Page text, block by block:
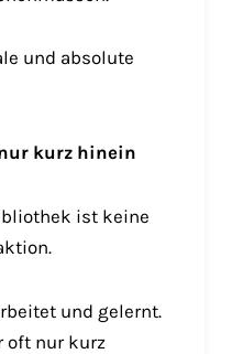
und absolute
kurz hinein
ist keine
und gelernt.
oft nur kurz